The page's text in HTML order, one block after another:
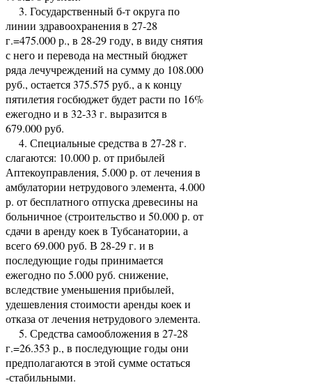
3. Государственный б-т округа по
линии здравоохранения в 27-28
г.=475.000 р., в 28-29 году, в виду снятия
с него и перевода на местный бюджет
ряда лечучреждений на сумму до 108.000
руб., остается 375.575 руб., а к концу
пятилетия гос­бюджет будет расти по 16%
ежегодно и в 32-33 г. выразится в
679.000 руб.
4. Специальные средства в 27-28 г.
слагаются: 10.000 р. от прибылей
Аптеко­управления, 5.000 р. от лечения в
амбулатории нетрудового элемента, 4.000
р. от бесплатного отпуска древесины на
больничное (строительство и 50.000 р. от
сдачи в аренду коек в Тубсанатории, а
всего 69.000 руб. В 28-29 г. и в
последующие годы принимается
ежегодно по 5.000 руб. снижение,
вследствие уменьшения при­былей,
удешевления стоимости аренды коек и
отказа от лечения нетрудового элемента.
5. Средства самообложения в 27-28
г.=26.353 р., в последующие годы они
предполагаются в этой сумме остаться
-стабильными.